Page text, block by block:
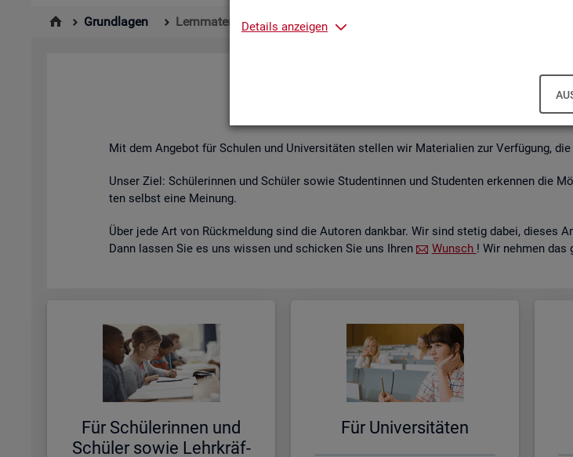
Details anzeigen
Grundlagen Lernmaterialien
An­ge­bo­te für Schu­len und
Mit dem An­ge­bot für Schu­len und Uni­ver­si­tä­ten stel­len wir Ma­te­ria­li­en zur Ver­fü­gung,
Unser Ziel: Schü­le­rin­nen und Schü­ler sowie Stu­den­tin­nen und Stu­den­ten er­ken­nen die
ten selbst eine Mei­nung.
Über jede Art von Rück­mel­dung sind die Au­to­ren dank­bar. Wir sind ste­tig dabei, die­ses
Dann las­sen Sie es uns wis­sen und schi­cken Sie uns Ihren
Wunsch ! Wir neh­men das
Für Schü­le­rin­nen und
Schü­ler sowie Lehr­kräf­
Für Uni­ver­si­tä­ten